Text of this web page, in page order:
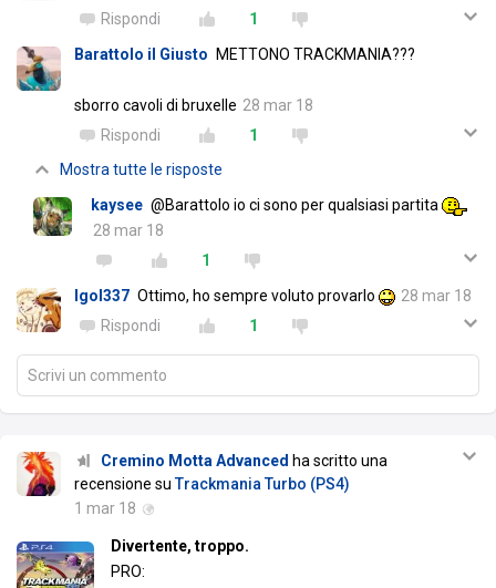
Rispondi
1
Barattolo il Giusto
METTONO TRACKMANIA???
sborro cavoli di bruxelle 28 mar 18
Rispondi
1
Mostra tutte le risposte
kaysee @Barattolo io ci sono per qualsiasi partita
28 mar 18
1
Igol337 Ottimo, ho sempre voluto provarlo
28 mar 18
Rispondi
1
Scrivi un commento
Cremino Motta Advanced ha scritto una
recensione suTrackmania Turbo (PS4)
1 mar 18
Divertente, troppo.
PRO: